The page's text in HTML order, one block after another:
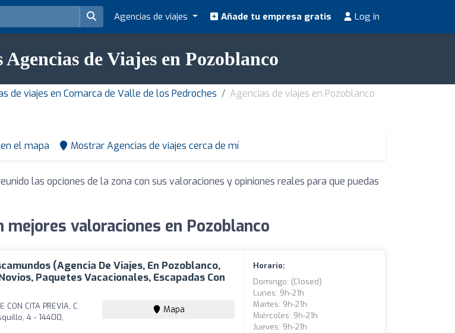
Agencias de viajes Añade tu empresa gratis Log in
de Viajes en Pozoblanco
de viajes en Comarca de Valle de los Pedroches Agencias de viajes en Pozoblanco
el mapa Mostrar Agencias de viajes cerca de mí
las opciones de la zona con sus valoraciones y opiniones reales para que puedas
mejores valoraciones en Pozoblanco
(Agencia De Viajes, En Pozoblanco,
Paquetes Vacacionales, Escapadas Con
CON CITA PREVIA, C.
4 - 14400,
Mapa
Horario:
Domingo: (closed)
Lunes: 9h-21h
Martes: 9h-21h
Miércoles: 9h-21h
Jueves: 9h-21h